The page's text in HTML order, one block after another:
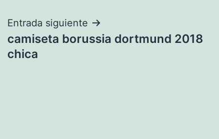
Entrada siguiente
camiseta borussia dortmund 2018
chica